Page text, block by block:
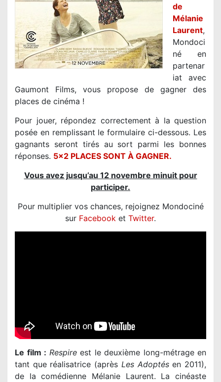
de
Mélanie
Laurent,
Mondoci
né en
partenar
iat avec
Gaumont Films, vous propose de gagner des
places de cinéma !
Pour jouer, répondez correctement à la question
posée en remplissant le formulaire ci-dessous. Les
gagnants seront tirés au sort parmi les bonnes
réponses. 5×2 PLACES SONT À GAGNER.
Vous avez jusqu’au 12 novembre minuit pour
participer.
Pour multiplier vos chances, rejoignez Mondociné
sur Facebook et Twitter.
Le film : Respireest le deuxième long-métrage en
tant que réalisatrice (après Les Adoptésen 2011),
de la comédienne Mélanie Laurent. La cinéaste